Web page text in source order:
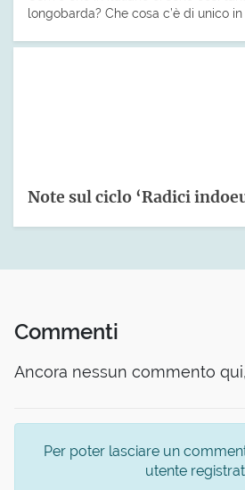
longobarda? Che cosa c’è di unico
Note sul ciclo ‘Radici
Commenti
Ancora nessun commento
Per poter lasciare un
utente